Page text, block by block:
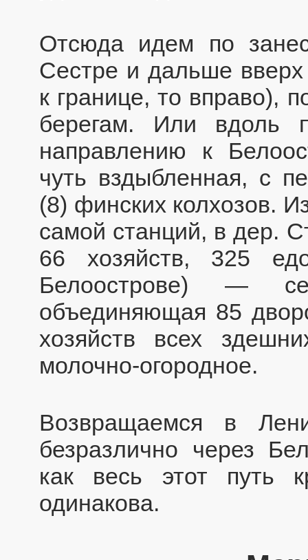
Отсюда идем по
Сестре и дальше
к границе, то вправо),
берегам. Или вдоль
направлению к
чуть вздыбленная, с
(8) финских колхозов.
самой станций, в дер.
66 хозяйств, 325
Белоострове) —
объединяющая 85
хозяйств всех
молочно-огородное.
Возвращаемся в
безразлично через
как весь этот путь
одинакова.